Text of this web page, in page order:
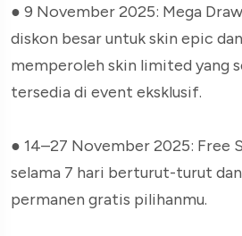
● 9 November 2025: Mega Draw
diskon besar untuk skin epic
memperoleh skin limited yang
tersedia di event eksklusif.
● 14–27 November 2025: Free
selama 7 hari berturut-turut dan
permanen gratis pilihanmu.